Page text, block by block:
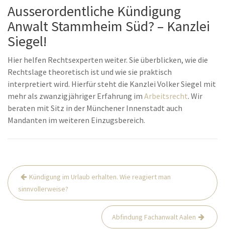
Ausserordentliche Kündigung
Anwalt Stammheim Süd? – Kanzlei
Siegel!
Hier helfen Rechtsexperten weiter. Sie überblicken, wie die
Rechtslage theoretisch ist und wie sie praktisch
interpretiert wird. Hierfür steht die Kanzlei Volker Siegel mit
mehr als zwanzigjähriger Erfahrung im Arbeitsrecht. Wir
beraten mit Sitz in der Münchener Innenstadt auch
Mandanten im weiteren Einzugsbereich.
Beitrags-
Navigation
Kündigung im Urlaub erhalten. Wie reagiert man
sinnvollerweise?
Abfindung Fachanwalt Aalen